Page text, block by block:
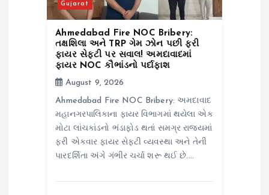
Gujarat
Ahmedabad Fire NOC Bribery:
તક્ષશિલા અને TRP ગેમ ઝોન પછી ફરી
ફાયર સેફ્ટી પર સવાલ! અમદાવાદમાં
ફાયર NOC કૌભાંડનો પર્દાફાશ
August 9, 2026
Ahmedabad Fire NOC Bribery: અમદાવાદ
મહાનગરપાલિકાના ફાયર વિભાગમાં થયેલા એક
મોટા લાંચકાંડનો ભંડાફોડ થતાં સમગ્ર રાજ્યમાં
ફરી એકવાર ફાયર સેફટી વ્યવસ્થા અને તેની
પારદર્શિતા અંગે ગંભીર ચર્ચા શરૂ થઈ છે.…